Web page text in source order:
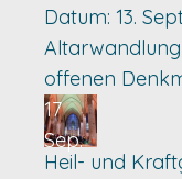
Datum: 13.
Altarwandlung
offenen
17
Sep.
Heil- und